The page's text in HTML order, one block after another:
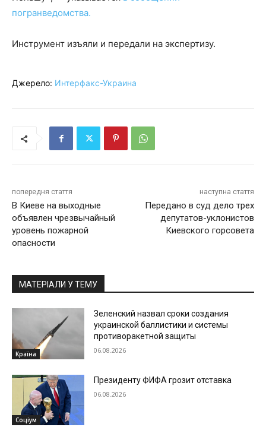
погранведомства.
Инструмент изъяли и передали на экспертизу.
Джерело: Интерфакс-Украина
попередня стаття
В Киеве на выходные
объявлен чрезвычайный
уровень пожарной
опасности
наступна стаття
Передано в суд дело трех
депутатов-уклонистов
Киевского горсовета
МАТЕРІАЛИ У ТЕМУ
Країна
Зеленский назвал сроки создания
украинской баллистики и системы
противоракетной защиты
06.08.2026
Соціум
Президенту ФИФА грозит отставка
06.08.2026